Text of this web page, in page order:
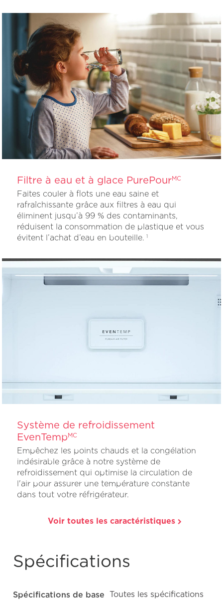
Filtre à eau et à glace PurePourMC
Faites couler à flots une eau saine et
rafraîchissante grâce aux filtres à eau qui
éliminent jusqu’à 99 % des contaminants,
réduisent la consommation de plastique et vous
évitent l’achat d’eau en bouteille.1
Système de refroidissement
EvenTemp MC
Empêchez les points chauds et la congélation
indésirable grâce à notre système de
refroidissement qui optimise la circulation de
l'air pour assurer une température constante
dans tout votre réfrigérateur.
Voir toutes les caractéristiques
Spécifications
Spécifications de base Toutes les spécifications